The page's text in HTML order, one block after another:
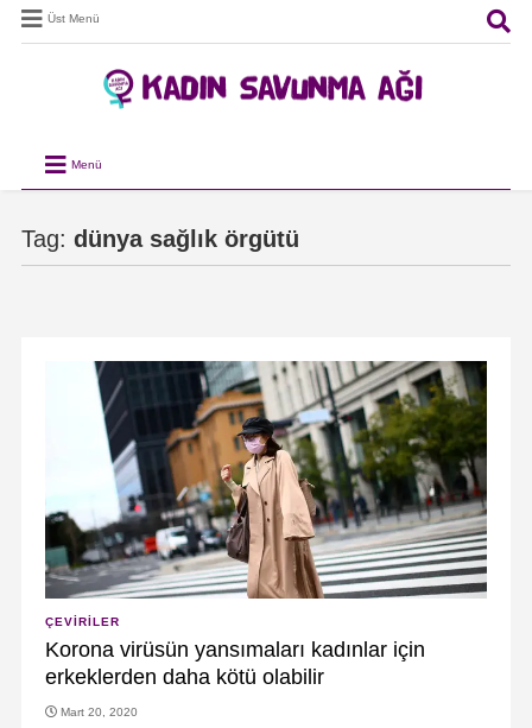
Üst Menü
Menü
Tag: dünya sağlık örgütü
ÇEVIRILER
Korona virüsün yansımaları kadınlar için
erkeklerden daha kötü olabilir
Mart 20, 2020